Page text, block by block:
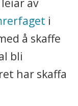
ikkje
like
meir
i
å skaffe
bli
har skaffa